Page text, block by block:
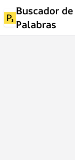
Buscador de
Palabras